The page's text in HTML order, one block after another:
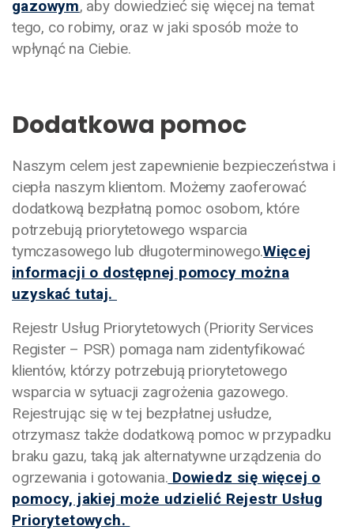
gazowym, aby dowiedzieć się więcej na temat
tego, co robimy, oraz w jaki sposób może to
wpłynąć na Ciebie.
Dodatkowa pomoc
Naszym celem jest zapewnienie bezpieczeństwa i
ciepła naszym klientom. Możemy zaoferować
dodatkową bezpłatną pomoc osobom, które
potrzebują priorytetowego wsparcia
tymczasowego lub długoterminowego.Więcej
informacji o dostępnej pomocy można
uzyskać tutaj.
Rejestr Usług Priorytetowych (Priority Services
Register – PSR) pomaga nam zidentyfikować
klientów, którzy potrzebują priorytetowego
wsparcia w sytuacji zagrożenia gazowego.
Rejestrując się w tej bezpłatnej usłudze,
otrzymasz także dodatkową pomoc w przypadku
braku gazu, taką jak alternatywne urządzenia do
ogrzewania i gotowania. Dowiedz się więcej o
pomocy, jakiej może udzielić Rejestr Usług
Priorytetowych.